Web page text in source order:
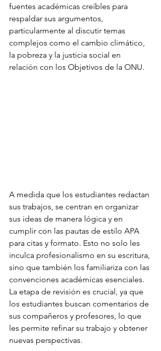
fuentes académicas creíbles para
respaldar sus argumentos,
particularmente al discutir temas
complejos como el cambio climático,
la pobreza y la justicia social en
relación con los Objetivos de la ONU.
A medida que los estudiantes redactan
sus trabajos, se centran en organizar
sus ideas de manera lógica y en
cumplir con las pautas de estilo APA
para citas y formato. Esto no solo les
inculca profesionalismo en su escritura,
sino que también los familiariza con las
convenciones académicas esenciales.
La etapa de revisión es crucial, ya que
los estudiantes buscan comentarios de
sus compañeros y profesores, lo que
les permite refinar su trabajo y obtener
nuevas perspectivas.